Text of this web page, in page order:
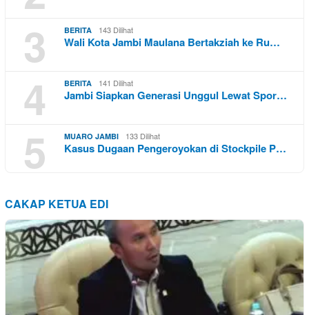
3
BERITA 143 Dilihat
Wali Kota Jambi Maulana Bertakziah ke Ru…
4 BERITA 141 Dilihat
Jambi Siapkan Generasi Unggul Lewat Spor…
5 MUARO JAMBI 133 Dilihat
Kasus Dugaan Pengeroyokan di Stockpile P…
CAKAP KETUA EDI